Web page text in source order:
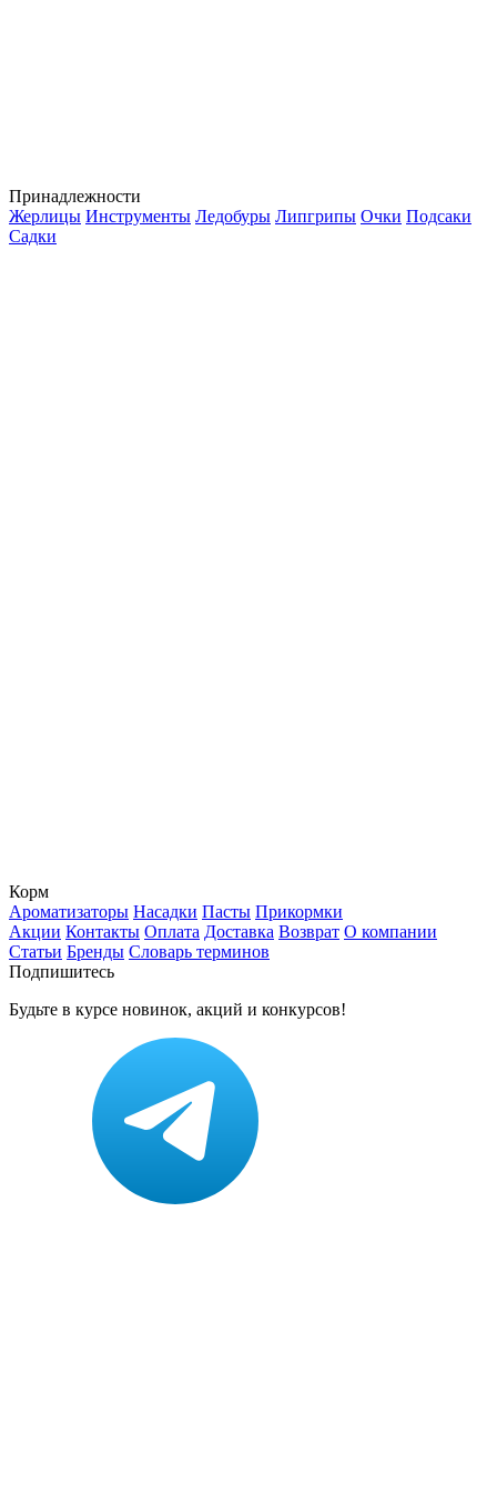
Принадлежности
Жерлицы Инструменты Ледобуры Липгрипы Очки Подсаки
Садки
Корм
Ароматизаторы Насадки Пасты Прикормки
Акции Контакты Оплата Доставка Возврат О компании
Статьи Бренды Словарь терминов
Подпишитесь
Будьте в курсе новинок, акций и конкурсов!